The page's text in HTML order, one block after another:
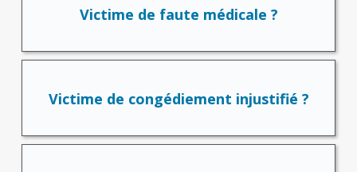
Victime de faute médicale ?
Victime de congédiement injustifié ?